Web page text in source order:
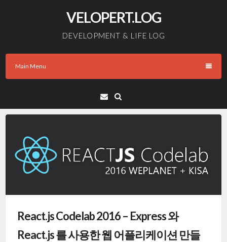
VELOPERT.LOG
DEVELOPMENT & LIFE LOG
Main Menu
Email
React.js Codelab 2016 – Express 와
React.js 를 사용한 웹 어플리케이션 만들